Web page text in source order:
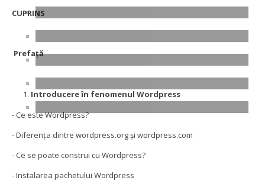
CUPRINS
Prefață
Introducere în fenomenul Wordpress
- Ce este Wordpress?
- Diferența dintre wordpress.org și wordpress.com
- Ce se poate construi cu Wordpress?
- Instalarea pachetului Wordpress